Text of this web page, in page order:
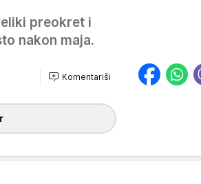
preokret i
nakon maja.
Komentariši